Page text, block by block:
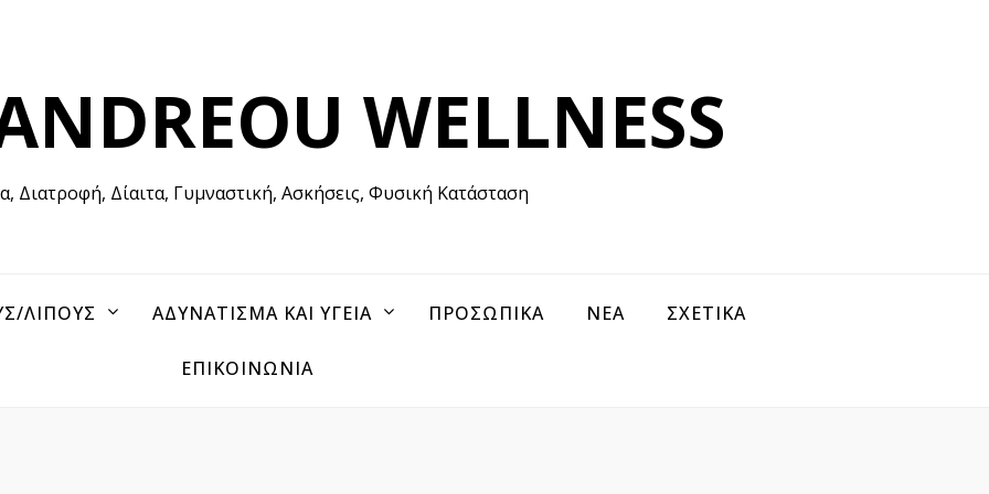
WELLNESS
Διατροφή, Δίαιτα, Γυμναστική, Ασκήσεις, Φυσική Κατάσταση
ΛΙΠΟΥΣ ΑΔΥΝΑΤΙΣΜΑ ΚΑΙ ΥΓΕΙΑ ΠΡΟΣΩΠΙΚΑ ΝΕΑ ΣΧΕΤΙΚΑ
ΕΠΙΚΟΙΝΩΝΙΑ